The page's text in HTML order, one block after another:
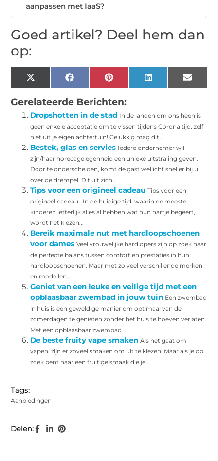
aanpassen met IaaS?
Goed artikel? Deel hem dan
op:
X
(Twitter)
Facebook Pinterest LinkedIn Email
Gerelateerde Berichten:
Dropshotten in de stad In de landen om ons heen is
geen enkele acceptatie om te vissen tijdens Corona tijd, zelf
niet uit je eigen achtertuin! Gelukkig mag dit...
Bestek, glas en servies Iedere ondernemer wil
zijn/haar horecagelegenheid een unieke uitstraling geven.
Door te onderscheiden, komt de gast wellicht sneller bij u
over de drempel. Dit uit zich...
Tips voor een origineel cadeau Tips voor een
origineel cadeau In de huidige tijd, waarin de meeste
kinderen letterlijk alles al hebben wat hun hartje begeert,
wordt het kiezen...
Bereik maximale nut met hardloopschoenen
voor dames Veel vrouwelijke hardlopers zijn op zoek naar
de perfecte balans tussen comfort en prestaties in hun
hardloopschoenen. Maar met zo veel verschillende merken
en modellen...
Geniet van een leuke en veilige tijd met een
opblaasbaar zwembad in jouw tuin Een zwembad
in huis is een geweldige manier om optimaal van de
zomerdagen te genieten zonder het huis te hoeven verlaten.
Met een opblaasbaar zwembad...
De beste fruity vape smaken Als het gaat om
vapen, zijn er zoveel smaken om uit te kiezen. Maar als je op
zoek bent naar een fruitige smaak die je...
Tags:
Aanbiedingen
Delen: